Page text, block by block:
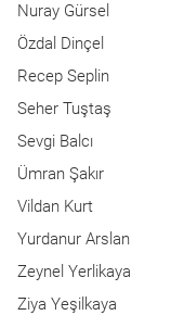
Nuray Gürsel
Özdal Dinçel
Recep Seplin
Seher Tuştaş
Sevgi Balcı
Ümran Şakır
Vildan Kurt
Yurdanur Arslan
Zeynel Yerlikaya
Ziya Yeşilkaya